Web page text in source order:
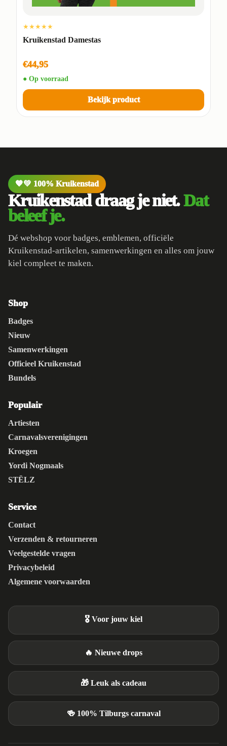
★★★★★
Kruikenstad Damestas
€44,95
● Op voorraad
Bekijk product
🧡💚 100% Kruikenstad
Kruikenstad draag je niet.Dat
beleef je.
Dé webshop voor badges, emblemen, officiële
Kruikenstad-artikelen, samenwerkingen en alles om jouw
kiel compleet te maken.
Shop
Badges
Nieuw
Samenwerkingen
Officieel Kruikenstad
Bundels
Populair
Artiesten
Carnavalsverenigingen
Kroegen
Yordi Nogmaals
STËLZ
Service
Contact
Verzenden & retourneren
Veelgestelde vragen
Privacybeleid
Algemene voorwaarden
🎖️ Voor jouw kiel
🔥 Nieuwe drops
🎁 Leuk als cadeau
🍻 100% Tilburgs carnaval